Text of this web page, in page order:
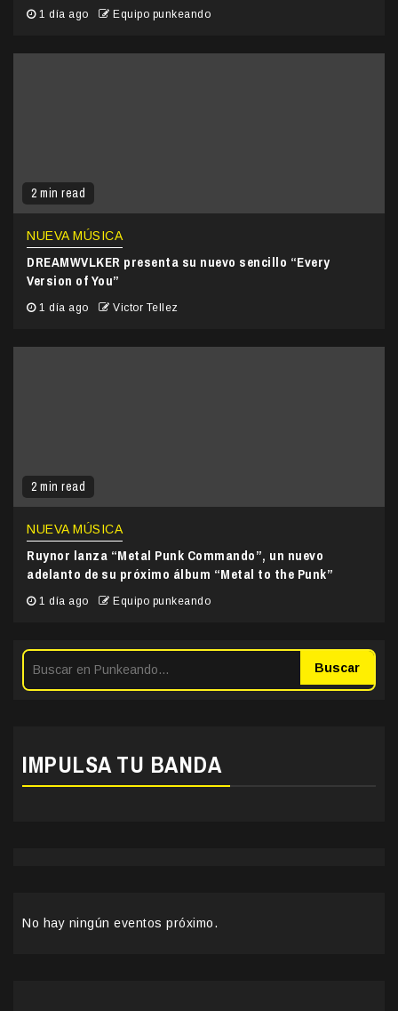
1 día ago Equipo punkeando
2 min read
NUEVA MÚSICA
DREAMWVLKER presenta su nuevo sencillo “Every
Version of You”
1 día ago Victor Tellez
2 min read
NUEVA MÚSICA
Ruynor lanza “Metal Punk Commando”, un nuevo
adelanto de su próximo álbum “Metal to the Punk”
1 día ago Equipo punkeando
Buscar
IMPULSA TU BANDA
No hay ningún eventos próximo.